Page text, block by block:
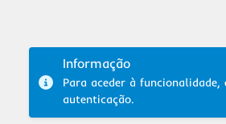
Informação
Para aceder à funcionalidade,
autenticação.